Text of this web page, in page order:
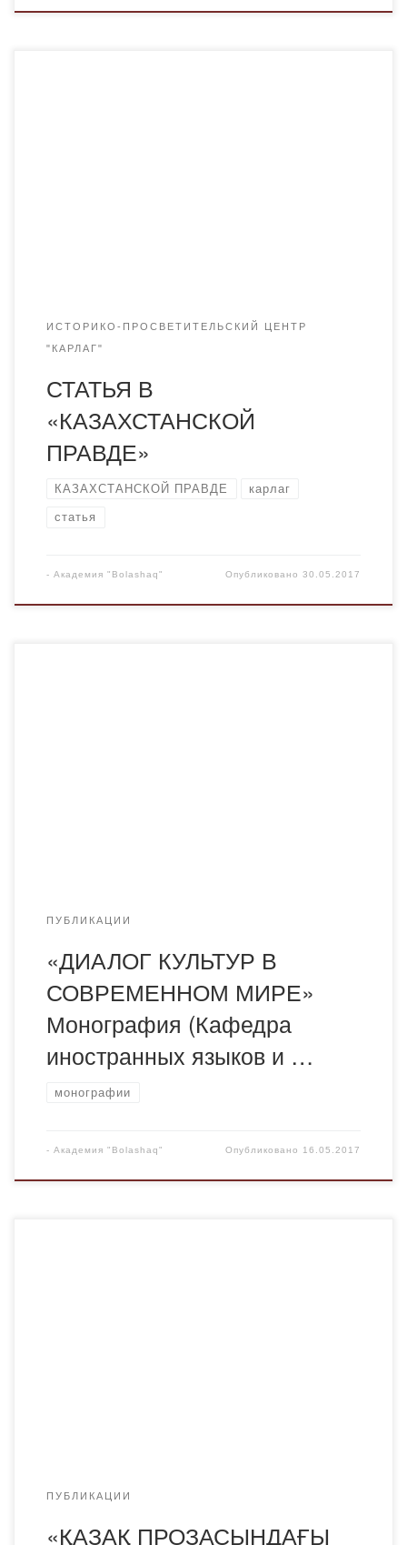
ИСТОРИКО-ПРОСВЕТИТЕЛЬСКИЙ ЦЕНТР
"КАРЛАГ"
СТАТЬЯ В
«КАЗАХСТАНСКОЙ
ПРАВДЕ»
КАЗАХСТАНСКОЙ ПРАВДЕ карлаг
статья
- Академия "Bolashaq" Опубликовано30.05.2017
ПУБЛИКАЦИИ
«ДИАЛОГ КУЛЬТУР В
СОВРЕМЕННОМ МИРЕ»
Монография (Кафедра
иностранных языков и …
монографии
- Академия "Bolashaq" Опубликовано 16.05.2017
ПУБЛИКАЦИИ
«ҚАЗАҚ ПРОЗАСЫНДАҒЫ